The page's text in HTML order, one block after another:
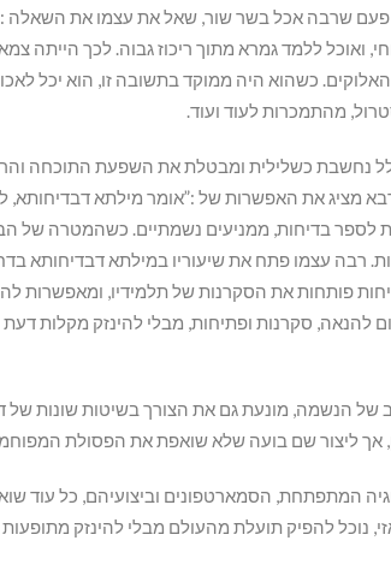
פעם שרבה אכל בשר שור, שאל את עצמו את
ואוכל ללמד גמרא מתוך ריכוז גבוה. לכך הייתה
כשהוא היה ממוקד בתשובה זו, הוא יכל
מהתמכרות לעוד ועוד.
נחשבת כשלילית ומבטלת את השפעת התוכחה
מציג את האפשרות של :”אומר מילתא דבדיחותא,
לספר בדיחות, ממניעים נשמתיים. כשהמטרה של
רבה עצמו פתח את שיעוריו במילתא דבדיחותא
פותחות את הסקרנות של תלמידיו, ומאפשרות
להנאה, סקרנות ופתיחות, מבלי להינזק מקלות דעת
הנשמה, מונעת גם את הצורך בשיטות שונות של
אך ליצור שם בועה שלא שואפת את הפסולת
המתפתחת, הסמארטפונים וביצועיהם, כל עוד
נוכל להפיק תועלת מהעולם מבלי להינזק מתופעות